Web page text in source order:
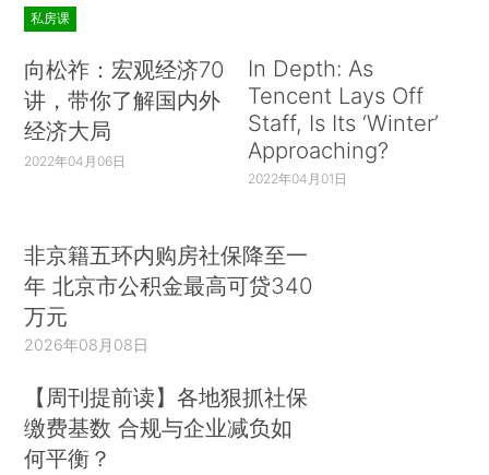
私房课
向松祚：宏观经济70
讲，带你了解国内外
经济大局
2022年04月06日
In Depth: As
Tencent Lays Off
Staff, Is Its ‘Winter’
Approaching?
2022年04月01日
非京籍五环内购房社保降至一
年 北京市公积金最高可贷340
万元
2026年08月08日
【周刊提前读】各地狠抓社保
缴费基数 合规与企业减负如
何平衡？